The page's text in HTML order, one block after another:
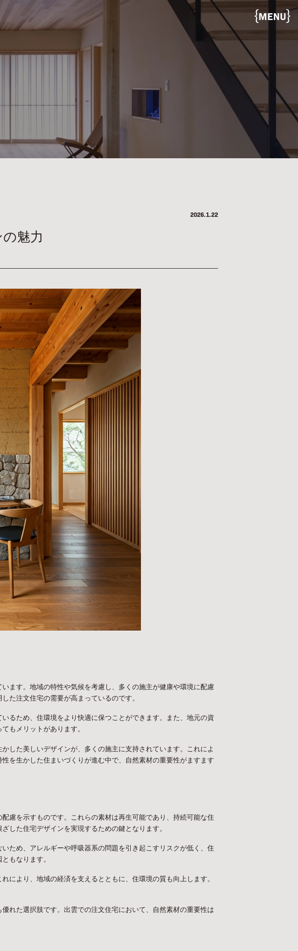
MENU
2026.1.22
魅力
ます。地域の特性や気候を考慮し、多くの施主が健康や環境に配慮
た注文住宅の需要が高まっているのです。
るため、住環境をより快適に保つことができます。また、地元の資
もメリットがあります。
した美しいデザインが、多くの施主に支持されています。これによ
を生かした住まいづくりが進む中で、自然素材の重要性がますます
慮を示すものです。これらの素材は再生可能であり、持続可能な住
した住宅デザインを実現するための鍵となります。
ため、アレルギーや呼吸器系の問題を引き起こすリスクが低く、住
もなります。
により、地域の経済を支えるとともに、住環境の質も向上します。
れた選択肢です。出雲での注文住宅において、自然素材の重要性は